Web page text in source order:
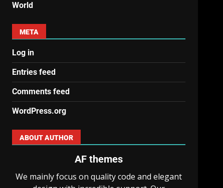
World
META
Log in
Entries feed
Comments feed
WordPress.org
ABOUT AUTHOR
AF themes
We mainly focus on quality code and elegant